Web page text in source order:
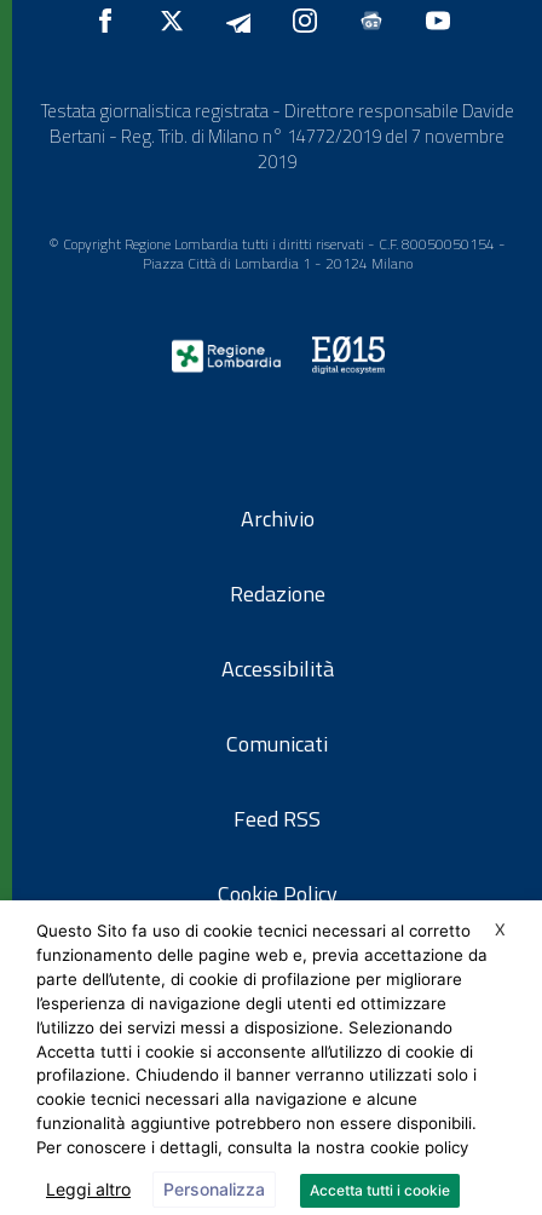
Testata giornalistica registrata - Direttore responsabile Davide
Bertani - Reg. Trib. di Milano n° 14772/2019 del 7 novembre
2019
© Copyright Regione Lombardia tutti i diritti riservati - C.F. 80050050154 -
Piazza Città di Lombardia 1 - 20124 Milano
Archivio
Redazione
Accessibilità
Comunicati
Feed RSS
Cookie Policy
Informativa privacy
Note legali
Social Media Policy
X
Questo Sito fa uso di cookie tecnici necessari al corretto
funzionamento delle pagine web e, previa accettazione da
parte dell’utente, di cookie di profilazione per migliorare
l’esperienza di navigazione degli utenti ed ottimizzare
l’utilizzo dei servizi messi a disposizione. Selezionando
Accetta tutti i cookie si acconsente all’utilizzo di cookie di
profilazione. Chiudendo il banner verranno utilizzati solo i
cookie tecnici necessari alla navigazione e alcune
funzionalità aggiuntive potrebbero non essere disponibili.
Per conoscere i dettagli, consulta la nostra cookie policy
Leggi altro Personalizza Accetta tutti i cookie